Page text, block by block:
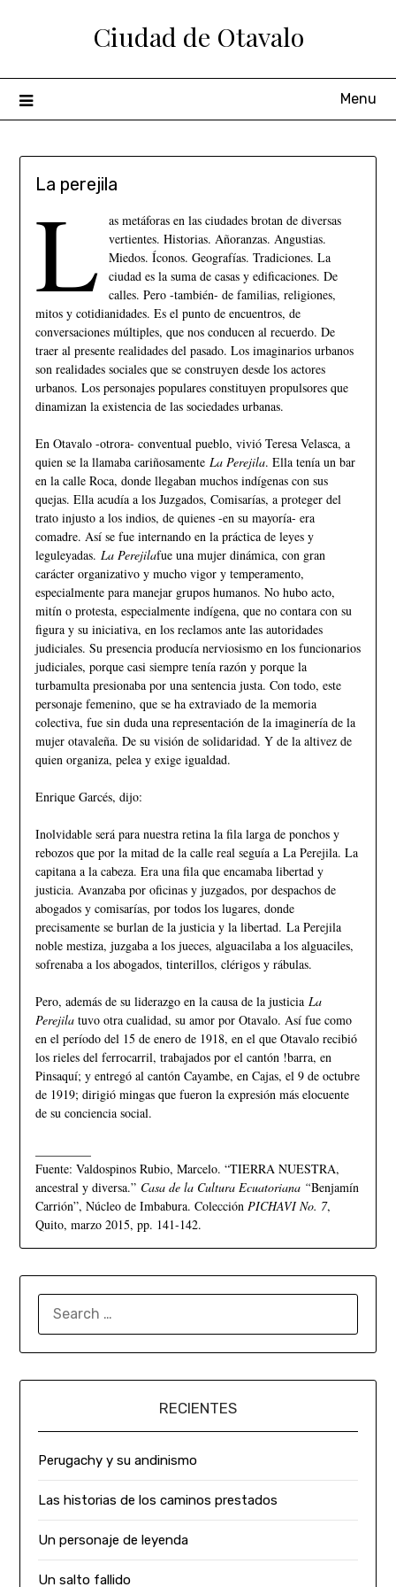
Ciudad de Otavalo
Menu
La perejila
L
as metáforas en las ciudades brotan de diversas
vertientes. Historias. Añoranzas. Angustias.
Miedos. Íconos. Geografías. Tradiciones. La
ciudad es la suma de casas y edificaciones. De
calles. Pero -también- de familias, religiones,
mitos y cotidianidades. Es el punto de encuentros, de
conversaciones múltiples, que nos conducen al recuerdo. De
traer al presente realidades del pasado. Los imaginarios urbanos
son realidades sociales que se construyen desde los actores
urbanos. Los personajes populares constituyen propulsores que
dinamizan la existencia de las sociedades urbanas.
En Otavalo -otrora- conventual pueblo, vivió Teresa Velasca, a
quien se la llamaba cariñosamente La Perejila. Ella tenía un bar
en la calle Roca, donde llegaban muchos indígenas con sus
quejas. Ella acudía a los Juzgados, Comisarías, a proteger del
trato injusto a los indios, de quienes -en su mayoría- era
comadre. Así se fue internando en la práctica de leyes y
leguleyadas. La Perejilafue una mujer dinámica, con gran
carácter organizativo y mucho vigor y temperamento,
especialmente para manejar grupos humanos. No hubo acto,
mitín o protesta, especialmente indígena, que no contara con su
figura y su iniciativa, en los reclamos ante las autoridades
judiciales. Su presencia producía nerviosismo en los funcionarios
judiciales, porque casi siempre tenía razón y porque la
turbamulta presionaba por una sentencia justa. Con todo, este
personaje femenino, que se ha extraviado de la memoria
colectiva, fue sin duda una representación de la imaginería de la
mujer otavaleña. De su visión de solidaridad. Y de la altivez de
quien organiza, pelea y exige igualdad.
Enrique Garcés, dijo:
Inolvidable será para nuestra retina la fila larga de ponchos y
rebozos que por la mitad de la calle real seguía a La Perejila. La
capitana a la cabeza. Era una fila que encamaba libertad y
justicia. Avanzaba por oficinas y juzgados, por despachos de
abogados y comisarías, por todos los lugares, donde
precisamente se burlan de la justicia y la libertad. La Perejila
noble mestiza, juzgaba a los jueces, alguacilaba a los alguaciles,
sofrenaba a los abogados, tinterillos, clérigos y rábulas.
Pero, además de su liderazgo en la causa de la justicia La
Perejilatuvo otra cualidad, su amor por Otavalo. Así fue como
en el período del 15 de enero de 1918, en el que Otavalo recibió
los rieles del ferrocarril, trabajados por el cantón !barra, en
Pinsaquí; y entregó al cantón Cayambe, en Cajas, el 9 de octubre
de 1919; dirigió mingas que fueron la expresión más elocuente
de su conciencia social.
Fuente: Valdospinos Rubio, Marcelo. “TIERRA NUESTRA,
ancestral y diversa.” Casa de la Cultura Ecuatoriana “Benjamín
Carrión”, Núcleo de Imbabura. ColecciónPICHAVI No. 7,
Quito, marzo 2015, pp. 141-142.
RECIENTES
Perugachy y su andinismo
Las historias de los caminos prestados
Un personaje de leyenda
Un salto fallido